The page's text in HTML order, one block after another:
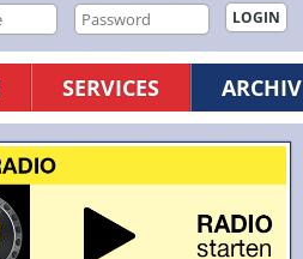
SERVICES ARCHIV